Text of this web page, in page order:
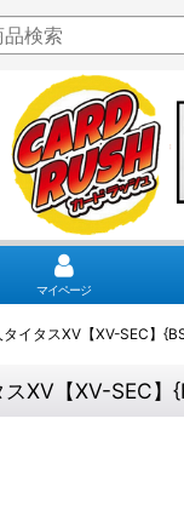
マイページ
イタスXV【XV-SEC】
XV【XV-SEC】